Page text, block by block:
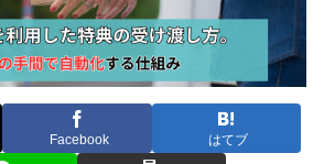
Facebook はてブ